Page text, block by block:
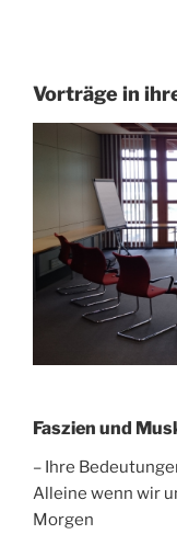
Vorträge in
Faszien und
– Ihre
Alleine wenn wir
Morgen